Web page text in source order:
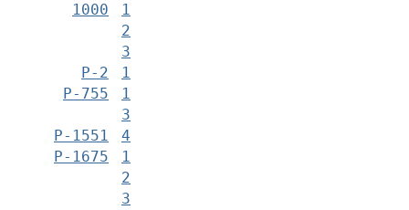
1000
1
2
3
Р-2
1
Р-755
1
3
Р-1551
4
Р-1675
1
2
3